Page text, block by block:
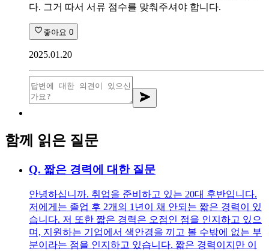
다. 그거 따서 서류 점수를 맞춰주셔야 합니다.
좋아요 0
2025.01.20
함께 읽은 질문
Q. 짧은 경력에 대한 질문
안녕하십니까. 취업을 준비하고 있는 20대 후반입니다.
저에게는 졸업 후 2개의 1년이 채 안되는 짧은 경력이 있
습니다. 저 또한 짧은 경력은 오점인 점을 인지하고 있으
며, 지원하는 기업에서 색안경을 끼고 볼 수밖에 없는 부
분이라는 점을 인지하고 있습니다. 짧은 경력이지만 이